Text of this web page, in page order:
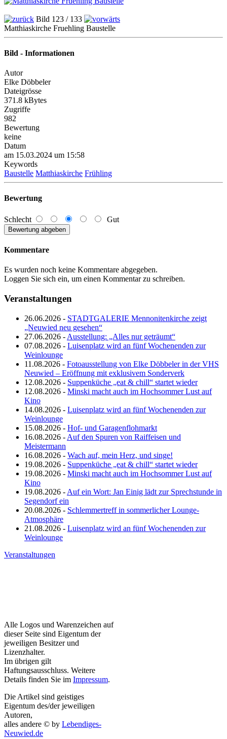
Bild 123 / 133
Matthiaskirche Fruehling Baustelle
Bild - Informationen
Autor
Elke Döbbeler
Dateigrösse
371.8 kBytes
Zugriffe
982
Bewertung
keine
Datum
am 15.03.2024 um 15:58
Keywords
Baustelle Matthiaskirche Frühling
Bewertung
Schlecht Gut
Kommentare
Es wurden noch keine Kommentare abgegeben.
Loggen Sie sich ein, um einen Kommentar zu schreiben.
Veranstaltungen
26.06.2026 - STADTGALERIE Mennonitenkirche zeigt
„Neuwied neu gesehen“
27.06.2026 - Ausstellung: „Alles nur geträumt“
07.08.2026 - Luisenplatz wird an fünf Wochenenden zur
Weinlounge
11.08.2026 - Fotoausstellung von Elke Döbbeler in der VHS
Neuwied – Eröffnung mit exklusivem Sonderverk
12.08.2026 - Suppenküche „eat & chill“ startet wieder
12.08.2026 - Minski macht auch im Hochsommer Lust auf
Kino
14.08.2026 - Luisenplatz wird an fünf Wochenenden zur
Weinlounge
15.08.2026 - Hof- und Garagenflohmarkt
16.08.2026 - Auf den Spuren von Raiffeisen und
Meistermann
16.08.2026 - Wach auf, mein Herz, und singe!
19.08.2026 - Suppenküche „eat & chill“ startet wieder
19.08.2026 - Minski macht auch im Hochsommer Lust auf
Kino
19.08.2026 - Auf ein Wort: Jan Einig lädt zur Sprechstunde in
Segendorf ein
20.08.2026 - Schlemmertreff in sommerlicher Lounge-
Atmosphäre
21.08.2026 - Luisenplatz wird an fünf Wochenenden zur
Weinlounge
Veranstaltungen
Alle Logos und Warenzeichen auf
dieser Seite sind Eigentum der
jeweiligen Besitzer und
Lizenzhalter.
Im übrigen gilt
Haftungsausschluss. Weitere
Details finden Sie im Impressum.
Die Artikel sind geistiges
Eigentum des/der jeweiligen
Autoren,
alles andere © by Lebendiges-
Neuwied.de